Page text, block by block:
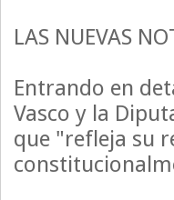
LAS NUEVAS
Entrando en
Vasco y la
que "refleja su